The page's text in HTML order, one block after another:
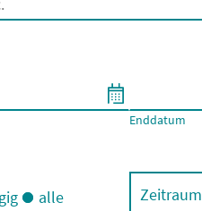
wenn mindestens 2
Enddatum
alle